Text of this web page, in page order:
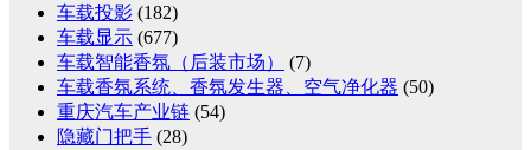
车载投影 (182)
车载显示 (677)
车载智能香氛（后装市场）
(7)
车载香氛系统、香氛发生器、空气净化器 (50)
重庆汽车产业链 (54)
隐藏门把手 (28)